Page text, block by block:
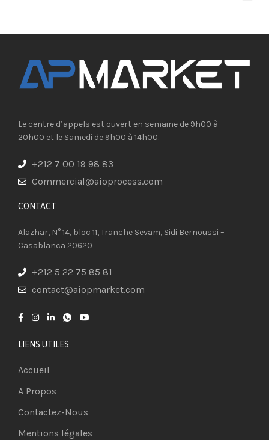
Le centre d’appels est ouvert en semaine de 9h00 à
20h00 et le Samedi de 9h00 à 14h00.
+212 7 00 19 98 83
Commercial@aioprocess.com
CONTACT​
Alazhar, N° 14, bloc 11, Tranche Sevam, Sidi Bernoussi –
Casablanca 20620
+212 5 22 75 85 81
contact@aiopmarket.com
LIENS UTILES
Accueil
A Propos
Contactez-Nous
Mentions légales